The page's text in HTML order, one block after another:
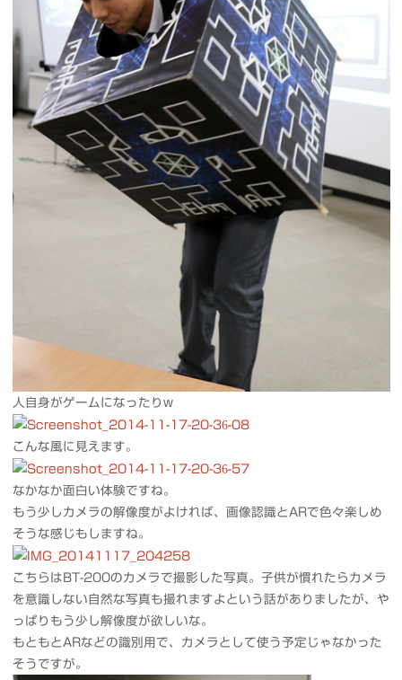
人自身がゲームになったりw
こんな風に見えます。
なかなか面白い体験ですね。
もう少しカメラの解像度がよければ、画像認識とARで色々楽しめ
そうな感じもしますね。
こちらはBT-200のカメラで撮影した写真。子供が慣れたらカメラ
を意識しない自然な写真も撮れますよという話がありましたが、や
っぱりもう少し解像度が欲しいな。
もともとARなどの識別用で、カメラとして使う予定じゃなかった
そうですが。